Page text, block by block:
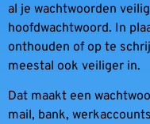
al je wachtwoorden
hoofdwachtwoord. In
onthouden of op te
meestal ook veiliger in.
Dat maakt een
mail, bank,